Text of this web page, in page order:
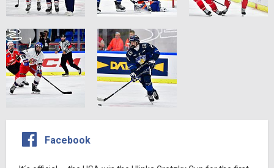
Facebook